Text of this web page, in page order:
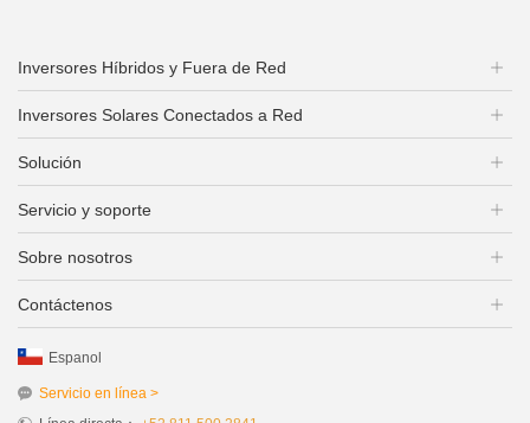
Inversores Híbridos y Fuera de Red
Inversores Solares Conectados a Red
Solución
Servicio y soporte
Sobre nosotros
Contáctenos
Espanol
Servicio en línea >